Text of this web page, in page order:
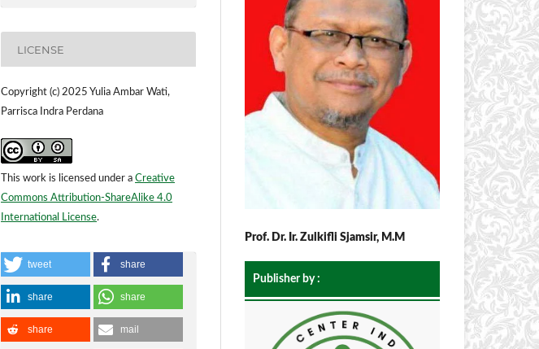
LICENSE
Copyright (c) 2025 Yulia Ambar Wati,
Parrisca Indra Perdana
This work is licensed under a Creative
Commons Attribution-ShareAlike 4.0
International License.
tweet share
share share
share mail
Prof. Dr. Ir. Zulkifli Sjamsir, M.M
Publisher by :